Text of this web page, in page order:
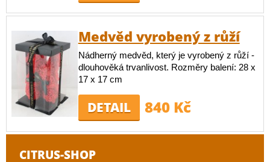
Medvěd vyrobený z růží
Nádherný medvěd, který je vyrobený z růží -
dlouhověká trvanlivost. Rozměry balení: 28 x
17 x 17 cm
DETAIL 840 Kč
CITRUS-SHOP